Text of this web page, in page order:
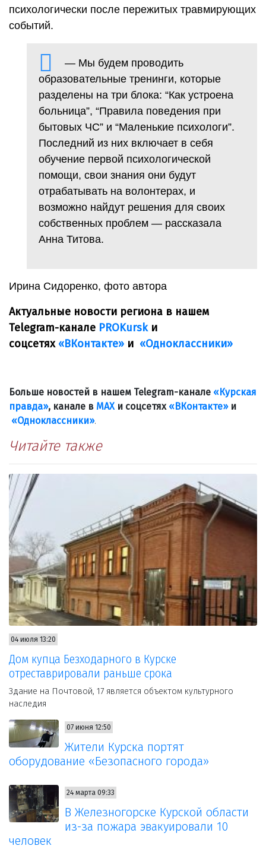
психологически после пережитых травмирующих
событий.
— Мы будем проводить
образовательные тренинги, которые
разделены на три блока: “Как устроена
больница”, “Правила поведения при
бытовых ЧС” и “Маленькие психологи”.
Последний из них включает в себя
обучение первой психологической
помощи, свои знания они будут
отрабатывать на волонтерах, и
возможно найдут решения для своих
собственных проблем — рассказала
Анна Титова.
Ирина Сидоренко, фото автора
Актуальные новости региона в нашем
Telegram-канале PROKurskи
соцсетях «ВКонтакте» и «Одноклассники»
Больше новостей в нашем Telegram-канале «Курская
правда», канале в МАХи соцсетях «ВКонтакте»и
«Одноклассники».
Читайте также
04 июля 13:20
Дом купца Безходарного в Курске
отреставрировали раньше срока
Здание на Почтовой, 17 является объектом культурного
наследия
07 июня 12:50
Жители Курска портят
оборудование «Безопасного города»
24 марта 09:33
В Железногорске Курской области
из-за пожара эвакуировали 10
человек